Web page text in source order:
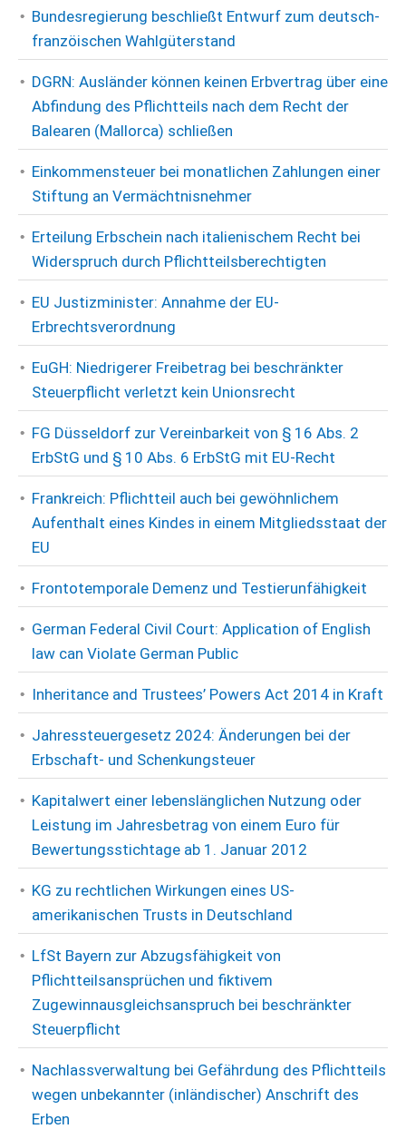
Bundesregierung beschließt Entwurf zum deutsch-
franzöischen Wahlgüterstand
DGRN: Ausländer können keinen Erbvertrag über eine
Abfindung des Pflichtteils nach dem Recht der
Balearen (Mallorca) schließen
Einkommensteuer bei monatlichen Zahlungen einer
Stiftung an Vermächtnisnehmer
Erteilung Erbschein nach italienischem Recht bei
Widerspruch durch Pflichtteilsberechtigten
EU Justizminister: Annahme der EU-
Erbrechtsverordnung
EuGH: Niedrigerer Freibetrag bei beschränkter
Steuerpflicht verletzt kein Unionsrecht
FG Düsseldorf zur Vereinbarkeit von § 16 Abs. 2
ErbStG und § 10 Abs. 6 ErbStG mit EU-Recht
Frankreich: Pflichtteil auch bei gewöhnlichem
Aufenthalt eines Kindes in einem Mitgliedsstaat der
EU
Frontotemporale Demenz und Testierunfähigkeit
German Federal Civil Court: Application of English
law can Violate German Public
Inheritance and Trustees’ Powers Act 2014 in Kraft
Jahressteuergesetz 2024: Änderungen bei der
Erbschaft- und Schenkungsteuer
Kapitalwert einer lebenslänglichen Nutzung oder
Leistung im Jahresbetrag von einem Euro für
Bewertungsstichtage ab 1. Januar 2012
KG zu rechtlichen Wirkungen eines US-
amerikanischen Trusts in Deutschland
LfSt Bayern zur Abzugsfähigkeit von
Pflichtteilsansprüchen und fiktivem
Zugewinnausgleichsanspruch bei beschränkter
Steuerpflicht
Nachlassverwaltung bei Gefährdung des Pflichtteils
wegen unbekannter (inländischer) Anschrift des
Erben